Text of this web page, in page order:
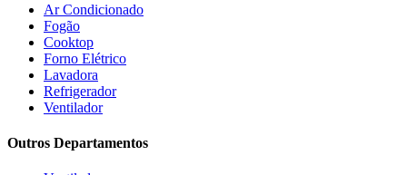
Gree(3)
Henn
Hisense
Hot Sat
HP
JB BECHARA
Ar Condicionado
Fogão
Cooktop
Forno Elétrico
Lavadora
Refrigerador
Ventilador
Outros Departamentos